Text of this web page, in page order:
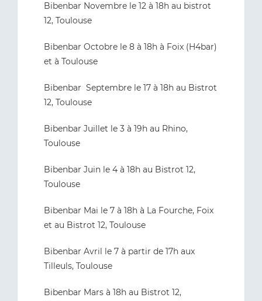
Bibenbar Novembre le 12 à 18h au bistrot
12, Toulouse
Bibenbar Octobre le 8 à 18h à Foix (H4bar)
et à Toulouse
Bibenbar Septembre le 17 à 18h au Bistrot
12, Toulouse
Bibenbar Juillet le 3 à 19h au Rhino,
Toulouse
Bibenbar Juin le 4 à 18h au Bistrot 12,
Toulouse
Bibenbar Mai le 7 à 18h à La Fourche, Foix
et au Bistrot 12, Toulouse
Bibenbar Avril le 7 à partir de 17h aux
Tilleuls, Toulouse
Bibenbar Mars à 18h au Bistrot 12,